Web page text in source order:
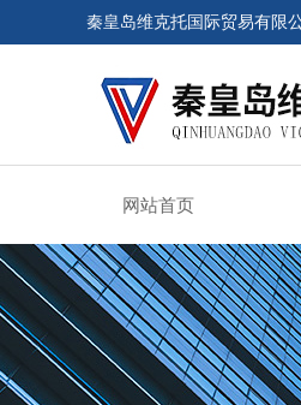
秦皇岛维克托国际贸易有限
网站首页